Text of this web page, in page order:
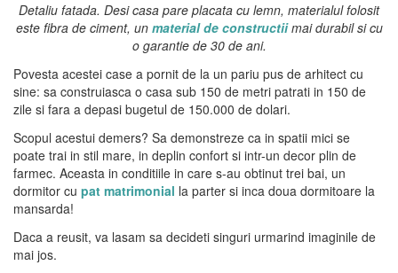
Detaliu fatada. Desi casa pare placata cu lemn, materialul folosit
este fibra de ciment, un material de constructiimai durabil si cu
o garantie de 30 de ani.
Povesta acestei case a pornit de la un pariu pus de arhitect cu
sine: sa construiasca o casa sub 150 de metri patrati in 150 de
zile si fara a depasi bugetul de 150.000 de dolari.
Scopul acestui demers? Sa demonstreze ca in spatii mici se
poate trai in stil mare, in deplin confort si intr-un decor plin de
farmec. Aceasta in conditiile in care s-au obtinut trei bai, un
dormitor cu pat matrimonial la parter si inca doua dormitoare la
mansarda!
Daca a reusit, va lasam sa decideti singuri urmarind imaginile de
mai jos.